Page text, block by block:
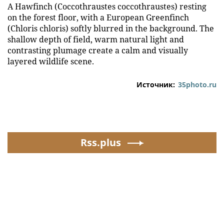
A Hawfinch (Coccothraustes coccothraustes) resting
on the forest floor, with a European Greenfinch
(Chloris chloris) softly blurred in the background. The
shallow depth of field, warm natural light and
contrasting plumage create a calm and visually
layered wildlife scene.
Источник: 35photo.ru
Rss.plus